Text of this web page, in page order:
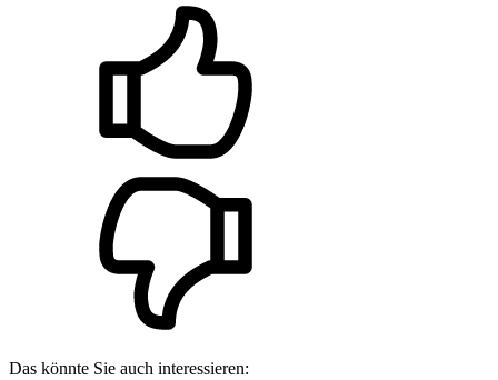
Das könnte Sie auch interessieren: